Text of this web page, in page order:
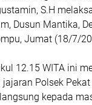
S.H
Dusun Mantika,
Jumat (18/7/
12.15 WITA ini
Polsek
kepada